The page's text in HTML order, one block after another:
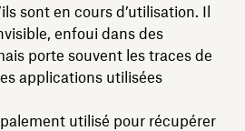
sont en cours d’utilisation. Il
enfoui dans des
porte souvent les traces de
applications utilisées
utilisé pour récupérer